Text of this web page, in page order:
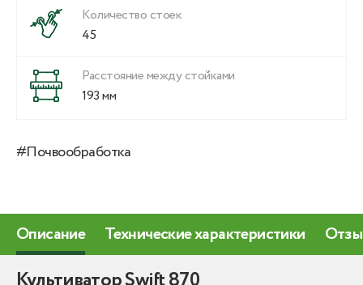
Количество стоек
45
Расстояние между стойками
193 мм
#Почвообработка
Описание Технические характеристики